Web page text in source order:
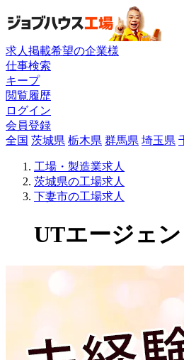
求人掲載希望の企業様
仕事検索
キープ
閲覧履歴
ログイン
会員登録
全国 茨城県 栃木県 群馬県 埼玉県
工場・製造業求人
茨城県の工場求人
下妻市の工場求人
UTエージェ